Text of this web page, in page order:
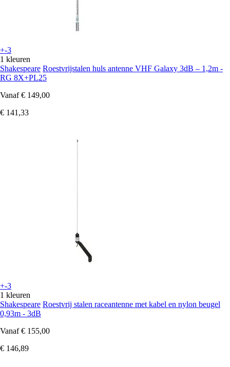
+-3
1 kleuren
Shakespeare Roestvrijstalen huls antenne VHF Galaxy 3dB – 1,2m -
RG 8X+PL25
Vanaf € 149,00
€ 141,33
+-3
1 kleuren
Shakespeare Roestvrij stalen raceantenne met kabel en nylon beugel
0,93m - 3dB
Vanaf € 155,00
€ 146,89